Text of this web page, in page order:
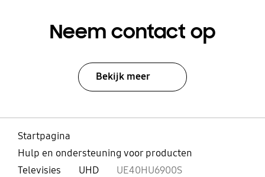
Neem contact op
Bekijk meer
Startpagina
Hulp en ondersteuning voor producten
Televisies
UHD UE40HU6900S